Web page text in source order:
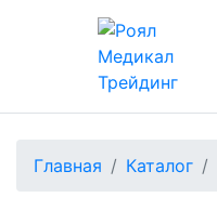
Главная Каталог